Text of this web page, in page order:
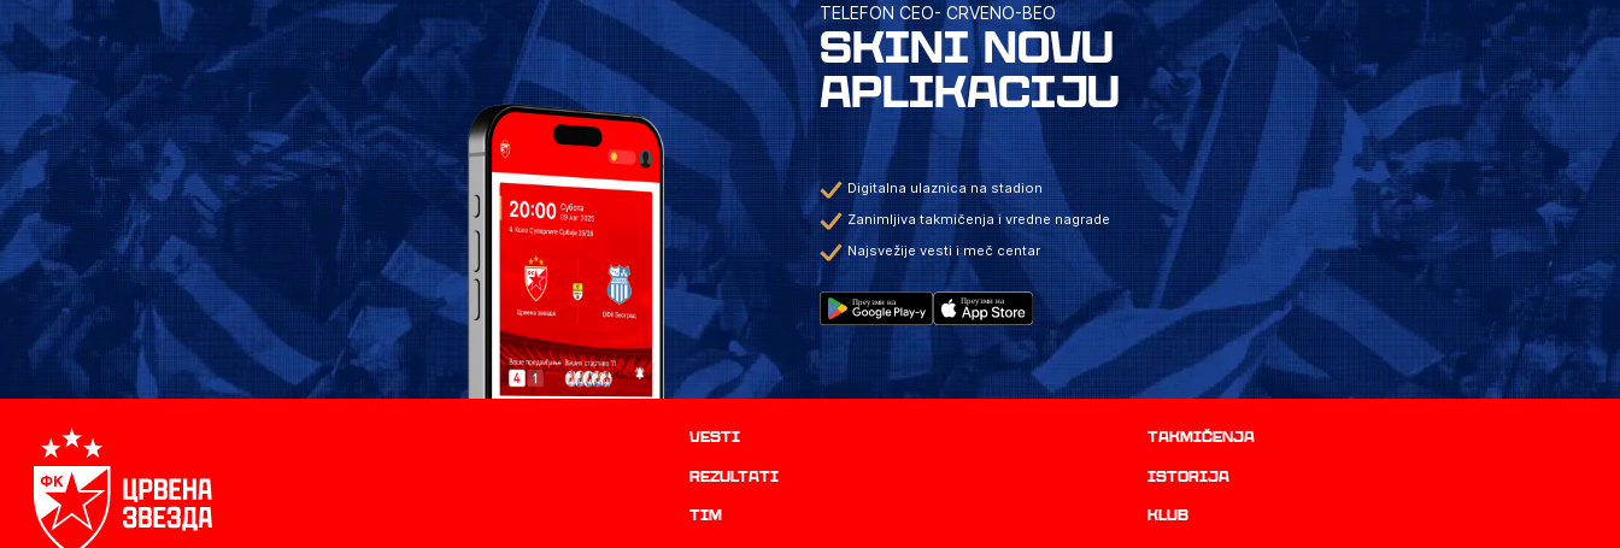
TELEFON CEO- CRVENO-BEO
SKINI NOVU
APLIKACIJU
Digitalna ulaznica na stadion
Zanimljiva takmičenja i vredne nagrade
Najsvežije vesti i meč centar
Vesti Takmičenja
rezultati istorija
TIM Klub